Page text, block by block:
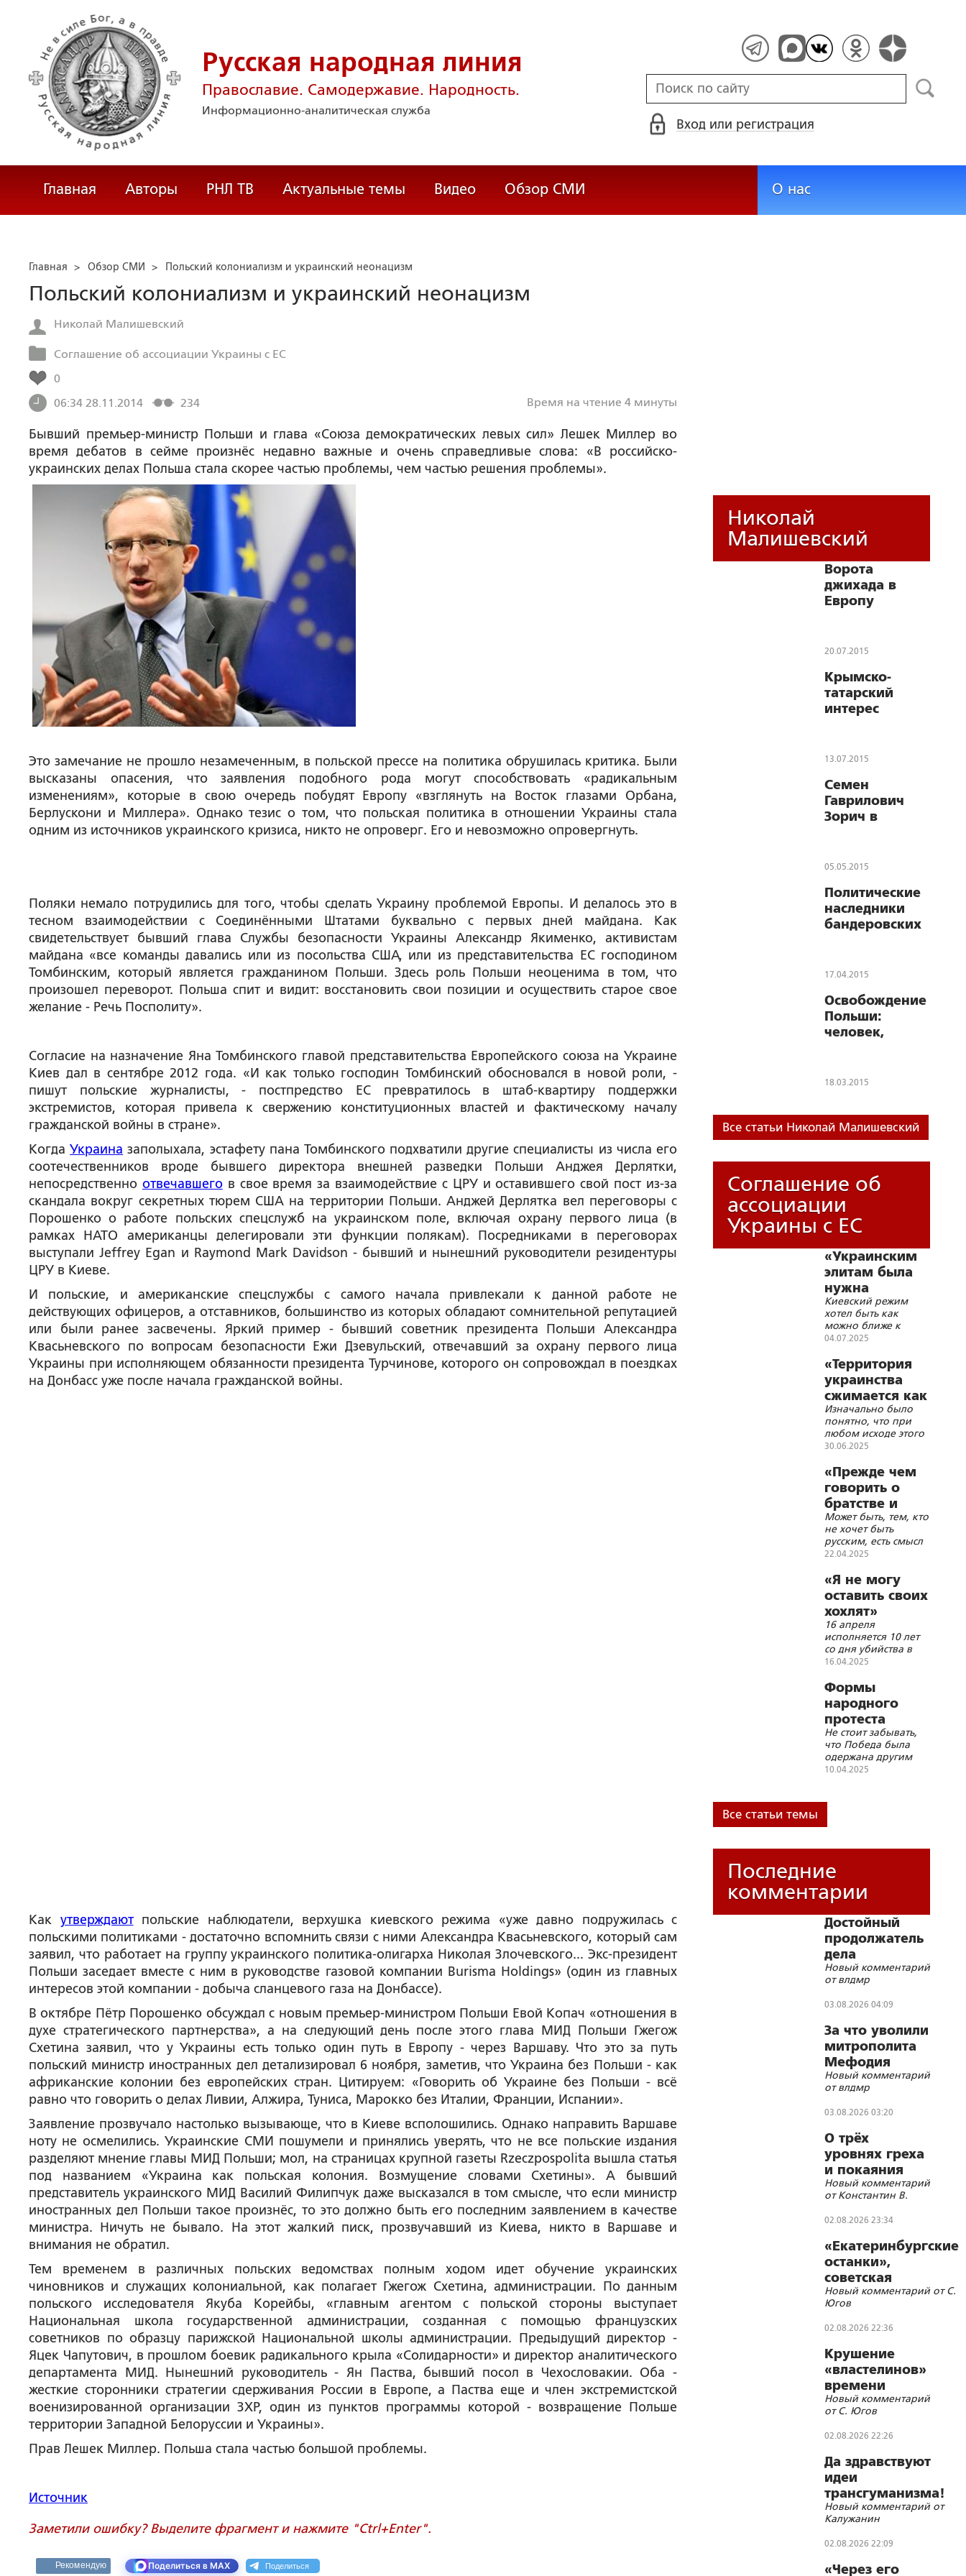
Русская народная линия
Православие. Самодержавие. Народность.
Информационно-аналитическая служба
Вход или регистрация
Главная Авторы РНЛ ТВ Актуальные темы Видео Обзор СМИ О нас
Главная > Обзор СМИ > Польский колониализм и украинский неонацизм
Польский колониализм и украинский неонацизм
Николай Малишевский
Соглашение об ассоциации Украины с ЕС
0
06:34 28.11.2014
234 Время на чтение 4 минуты
Бывший премьер-министр Польши и глава «Союза демократических левых сил» Лешек Миллер во
время дебатов в сейме произнёс недавно важные и очень справедливые слова: «В российско-
украинских делах Польша стала скорее частью проблемы, чем частью решения проблемы».
Это замечание не прошло незамеченным, в польской прессе на политика обрушилась критика. Были
высказаны опасения, что заявления подобного рода могут способствовать «радикальным
изменениям», которые в свою очередь побудят Европу «взглянуть на Восток глазами Орбана,
Берлускони и Миллера». Однако тезис о том, что польская политика в отношении Украины стала
одним из источников украинского кризиса, никто не опроверг. Его и невозможно опровергнуть.
Поляки немало потрудились для того, чтобы сделать Украину проблемой Европы. И делалось это в
тесном взаимодействии с Соединёнными Штатами буквально с первых дней майдана. Как
свидетельствует бывший глава Службы безопасности Украины Александр Якименко, активистам
майдана «все команды давались или из посольства США, или из представительства ЕС господином
Томбинским, который является гражданином Польши. Здесь роль Польши неоценима в том, что
произошел переворот. Польша спит и видит: восстановить свои позиции и осуществить старое свое
желание - Речь Посполиту».
Согласие на назначение Яна Томбинского главой представительства Европейского союза на Украине
Киев дал в сентябре 2012 года. «И как только господин Томбинский обосновался в новой роли, -
пишут польские журналисты, - постпредство ЕС превратилось в штаб-квартиру поддержки
экстремистов, которая привела к свержению конституционных властей и фактическому началу
гражданской войны в стране».
КогдаУкраина заполыхала, эстафету пана Томбинского подхватили другие специалисты из числа его
соотечественников вроде бывшего директора внешней разведки Польши Анджея Дерлятки,
непосредственно отвечавшегов свое время за взаимодействие с ЦРУ и оставившего свой пост из-за
скандала вокруг секретных тюрем США на территории Польши. Анджей Дерлятка вел переговоры с
Порошенко о работе польских спецслужб на украинском поле, включая охрану первого лица (в
рамках НАТО американцы делегировали эти функции полякам). Посредниками в переговорах
выступали Jeffrey Egan и Raymond Mark Davidson - бывший и нынешний руководители резидентуры
ЦРУ в Киеве.
И польские, и американские спецслужбы с самого начала привлекали к данной работе не
действующих офицеров, а отставников, большинство из которых обладают сомнительной репутацией
или были ранее засвечены. Яркий пример - бывший советник президента Польши Александра
Квасьневского по вопросам безопасности Ежи Дзевульский, отвечавший за охрану первого лица
Украины при исполняющем обязанности президента Турчинове, которого он сопровождал в поездках
на Донбасс уже после начала гражданской войны.
Как утверждаютпольские наблюдатели, верхушка киевского режима «уже давно подружилась с
польскими политиками - достаточно вспомнить связи с ними Александра Квасьневского, который сам
заявил, что работает на группу украинского политика-олигарха Николая Злочевского... Экс-президент
Польши заседает вместе с ним в руководстве газовой компании Burisma Holdings» (один из главных
интересов этой компании - добыча сланцевого газа на Донбассе).
В октябре Пётр Порошенко обсуждал с новым премьер-министром Польши Евой Копач «отношения в
духе стратегического партнерства», а на следующий день после этого глава МИД Польши Гжегож
Схетина заявил, что у Украины есть только один путь в Европу - через Варшаву. Что это за путь
польский министр иностранных дел детализировал 6 ноября, заметив, что Украина без Польши - как
африканские колонии без европейских стран. Цитируем: «Говорить об Украине без Польши - всё
равно что говорить о делах Ливии, Алжира, Туниса, Марокко без Италии, Франции, Испании».
Заявление прозвучало настолько вызывающе, что в Киеве всполошились. Однако направить Варшаве
ноту не осмелились. Украинские СМИ пошумели и принялись уверять, что не все польские издания
разделяют мнение главы МИД Польши; мол, на страницах крупной газеты Rzeczpospolita вышла статья
под названием «Украина как польская колония. Возмущение словами Схетины». А бывший
представитель украинского МИД Василий Филипчук даже высказался в том смысле, что если министр
иностранных дел Польши такое произнёс, то это должно быть его последним заявлением в качестве
министра. Ничуть не бывало. На этот жалкий писк, прозвучавший из Киева, никто в Варшаве и
внимания не обратил.
Тем временем в различных польских ведомствах полным ходом идет обучение украинских
чиновников и служащих колониальной, как полагает Гжегож Схетина, администрации. По данным
польского исследователя Якуба Корейбы, «главным агентом с польской стороны выступает
Национальная школа государственной администрации, созданная с помощью французских
советников по образцу парижской Национальной школы администрации. Предыдущий директор -
Яцек Чапутович, в прошлом боевик радикального крыла «Солидарности» и директор аналитического
департамента МИД. Нынешний руководитель - Ян Паства, бывший посол в Чехословакии. Оба -
жесткие сторонники стратегии сдерживания России в Европе, а Паства еще и член экстремистской
военизированной организации ЗХР, один из пунктов программы которой - возвращение Польше
территории Западной Белоруссии и Украины».
Прав Лешек Миллер. Польша стала частью большой проблемы.
Источник
Заметили ошибку? Выделите фрагмент и нажмите "Ctrl+Enter".
Рекомендую Поделиться в MAX Поделиться
Николай
Малишевский
Ворота
джихада в
Европу
20.07.2015
Крымско-
татарский
интерес
13.07.2015
Семен
Гаврилович
Зорич в
Руси
05.05.2015
Политические
наследники
бандеровских
Польше
17.04.2015
Освобождение
Польши:
человек,
18.03.2015
Все статьи Николай Малишевский
Соглашение об
ассоциации
Украины с ЕС
«Украинским
элитам была
нужна
реальная
война с
реальными
Киевский режим
хотел быть как
можно ближе к
Западу, потому что
может дать им
гарантированную
защиту от России
04.07.2025
«Территория
украинства
сжимается как
шагреневая
кожа»
Изначально было
понятно, что при
любом исходе этого
конфликта для
практически не
оставалось шансов
уцелеть
30.06.2025
«Прежде чем
говорить о
братстве и
долгах, следует
размежеваться»
Может быть, тем, кто
не хочет быть
русским, есть смысл
попытать счастье за
родственной среде?
22.04.2025
«Я не могу
оставить своих
хохлят»
16 апреля
исполняется 10 лет
со дня убийства в
Киеве писателя
16.04.2025
Формы
народного
протеста
против «пятой
колонны» во
власти
Не стоит забывать,
что Победа была
одержана другим
социальным строем
10.04.2025
Все статьи темы
Последние
комментарии
Достойный
продолжатель
дела
Губельмана-
Ярославского
Новый комментарий
от влдмр
03.08.2026 04:09
За что уволили
митрополита
Мефодия
(Немцова)?
Новый комментарий
от влдмр
03.08.2026 03:20
О трёх
уровнях греха
и покаяния
Новый комментарий
от Константин В.
02.08.2026 23:34
«Екатеринбургские
останки»,
советская
символика и
цифровизации
Новый комментарий от С.
Югов
02.08.2026 22:36
Крушение
«властелинов»
времени
Новый комментарий
от С. Югов
02.08.2026 22:26
Да здравствуют
идеи
трансгуманизма!
Новый комментарий от
Калужанин
02.08.2026 22:09
«Через его